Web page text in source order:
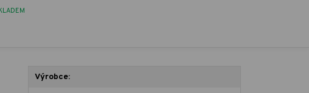
Výrobce: